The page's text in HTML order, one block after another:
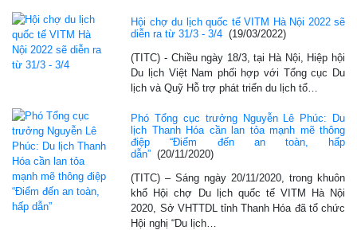
Hội chợ du lịch quốc tế VITM Hà Nội 2022 sẽ
diễn ra từ 31/3 - 3/4 (19/03/2022)
(TITC) - Chiều ngày 18/3, tại Hà Nội, Hiệp hội
Du lịch Việt Nam phối hợp với Tổng cục Du
lịch và Quỹ Hỗ trợ phát triển du lịch tổ…
Phó Tổng cục trưởng Nguyễn Lê Phúc: Du
lịch Thanh Hóa cần lan tỏa mạnh mẽ thông
điệp “Điểm đến an toàn, hấp
dẫn” (20/11/2020)
(TITC) – Sáng ngày 20/11/2020, trong khuôn
khổ Hội chợ Du lịch quốc tế VITM Hà Nội
2020, Sở VHTTDL tỉnh Thanh Hóa đã tổ chức
Hội nghị “Du lịch…